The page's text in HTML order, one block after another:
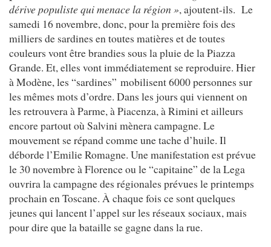
dérive populiste qui menace la région », ajoutent-ils. Le
samedi 16 novembre, donc, pour la première fois des
milliers de sardines en toutes matières et de toutes
couleurs vont être brandies sous la pluie de la Piazza
Grande. Et, elles vont immédiatement se reproduire. Hier
à Modène, les “sardines” mobilisent 6000 personnes sur
les mêmes mots d’ordre. Dans les jours qui viennent on
les retrouvera à Parme, à Piacenza, à Rimini et ailleurs
encore partout où Salvini mènera campagne. Le
mouvement se répand comme une tache d’huile. Il
déborde l’Emilie Romagne. Une manifestation est prévue
le 30 novembre à Florence ou le “capitaine” de la Lega
ouvrira la campagne des régionales prévues le printemps
prochain en Toscane. À chaque fois ce sont quelques
jeunes qui lancent l’appel sur les réseaux sociaux, mais
pour dire que la bataille se gagne dans la rue.